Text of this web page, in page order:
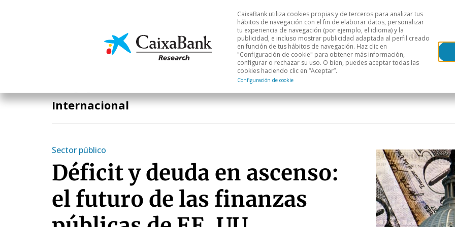
Economía y mercados Análisis sectorial Áreas geográficas
CaixaBank utiliza cookies propias y de terceros para analizar tus
hábitos de navegación con el fin de elaborar datos, personalizar
tu experiencia de navegación (por ejemplo, el idioma) y la
publicidad, e incluso mostrar publicidad adaptada al perfil creado
en función de tus hábitos de navegación. Haz clic en
"Configuración de cookie" para obtener más información,
configurar o rechazar su uso. O bien, puedes aceptar todas las
cookies haciendo clic en “Aceptar”.
Configuración de cookie
Internacional
Sector público
Déficit y deuda en ascenso:
el futuro de las finanzas